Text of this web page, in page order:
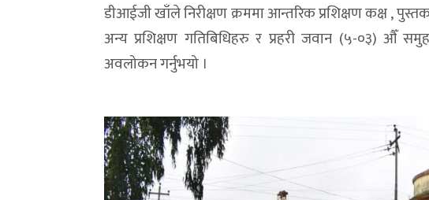
डीआईजी खाँले निरीक्षण क्रममा आन्तरिक प्रशिक्षण कक्ष ,
अन्य प्रशिक्षण गतिबिधिहरु र प्रहरी जवान (५-०३) औँ
अवलोकन गर्नुभयो ।